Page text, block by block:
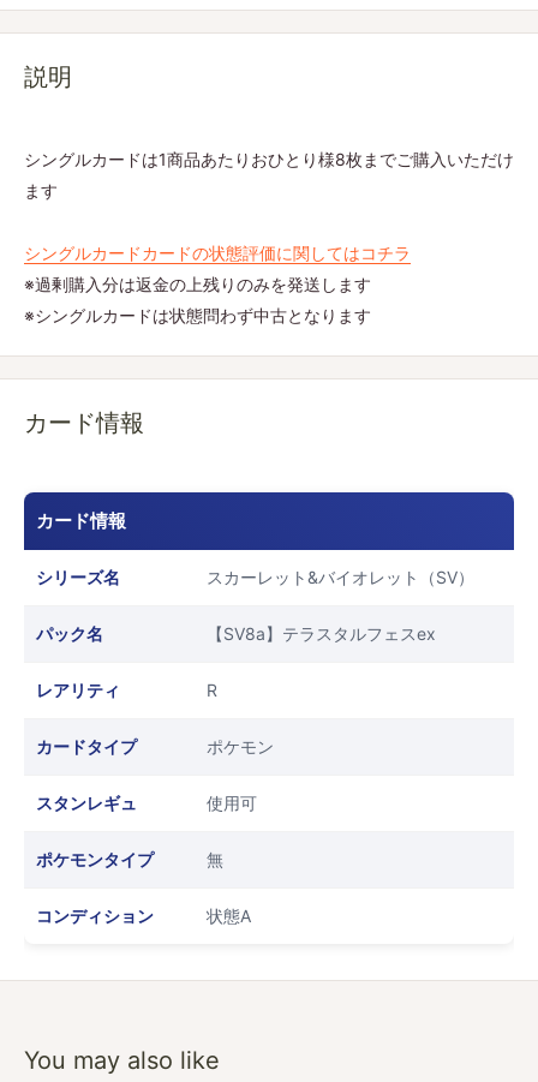
説明
シングルカードは1商品あたりおひとり様8枚までご購入いただけ
ます
シングルカードカードの状態評価に関してはコチラ
※過剰購入分は返金の上残りのみを発送します
※シングルカードは状態問わず中古となります
カード情報
カード情報
シリーズ名 スカーレット&バイオレット（SV）
パック名 【SV8a】テラスタルフェスex
レアリティ R
カードタイプ ポケモン
スタンレギュ 使用可
ポケモンタイプ 無
コンディション 状態A
You may also like